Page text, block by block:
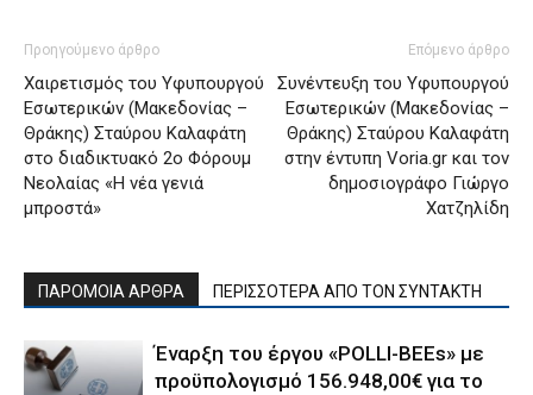
Προηγούμενο άρθρο
Χαιρετισμός του Υφυπουργού
Εσωτερικών (Μακεδονίας –
Θράκης) Σταύρου Καλαφάτη
στο διαδικτυακό 2o Φόρουμ
Νεολαίας «Η νέα γενιά
μπροστά»
Επόμενο άρθρο
Συνέντευξη του Υφυπουργού
Εσωτερικών (Μακεδονίας –
Θράκης) Σταύρου Καλαφάτη
στην έντυπη Voria.gr και τον
δημοσιογράφο Γιώργο
Χατζηλίδη
ΠΑΡΟΜΟΙΑ ΑΡΘΡΑ ΠΕΡΙΣΣΟΤΕΡΑ ΑΠΟ ΤΟΝ ΣΥΝΤΑΚΤΗ
Έναρξη του έργου «POLLI-BEEs» με
προϋπολογισμό 156.948,00€ για το